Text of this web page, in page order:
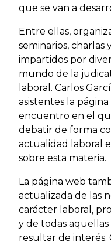
que se van a
Entre ellas,
seminarios, charlas
impartidos por
mundo de la
laboral. Carlos
asistentes la
encuentro en el
debatir de forma
actualidad laboral
sobre esta materia.
La página web
actualizada de las
carácter laboral,
y de todas
resultar de interés.